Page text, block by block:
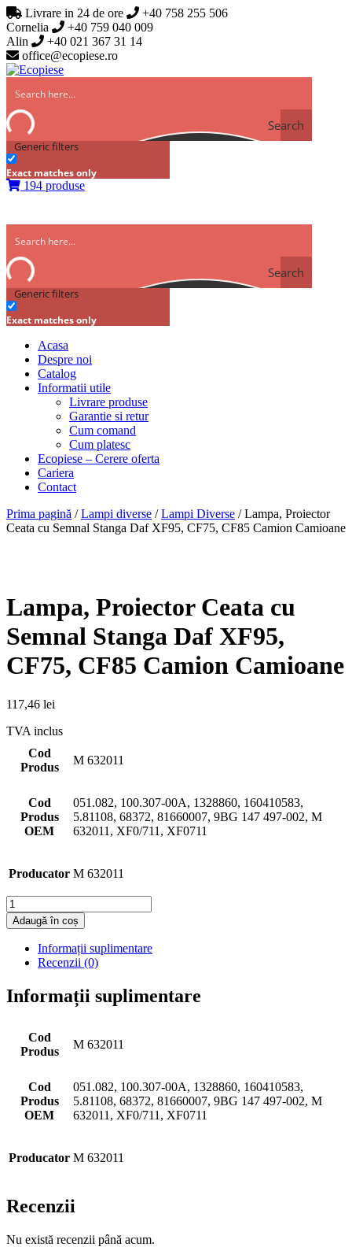
Livrare in 24 de ore
+40 758 255 506
Cornelia
+40 759 040 009
Alin
+40 021 367 31 14
office@ecopiese.ro
Search
Generic filters
Exact matches only
194 produse
Search
Generic filters
Exact matches only
Acasa
Despre noi
Catalog
Informatii utile
Livrare produse
Garantie si retur
Cum comand
Cum platesc
Ecopiese – Cerere oferta
Cariera
Contact
Prima pagină /Lampi diverse /Lampi Diverse / Lampa, Proiector
Ceata cu Semnal Stanga Daf XF95, CF75, CF85 Camion Camioane
Lampa, Proiector Ceata cu
Semnal Stanga Daf XF95,
CF75, CF85 Camion Camioane
117,46 lei
TVA inclus
Cod
Produs
M 632011
Cod
Produs
OEM
051.082, 100.307-00A, 1328860, 160410583,
5.81108, 68372, 81660007, 9BG 147 497-002, M
632011, XF0/711, XF0711
Producator M 632011
Cantitate
Adaugă în coș
Informații suplimentare
Recenzii (0)
Informații suplimentare
Cod
Produs
M 632011
Cod
Produs
OEM
051.082, 100.307-00A, 1328860, 160410583,
5.81108, 68372, 81660007, 9BG 147 497-002, M
632011, XF0/711, XF0711
Producator M 632011
Recenzii
Nu există recenzii până acum.